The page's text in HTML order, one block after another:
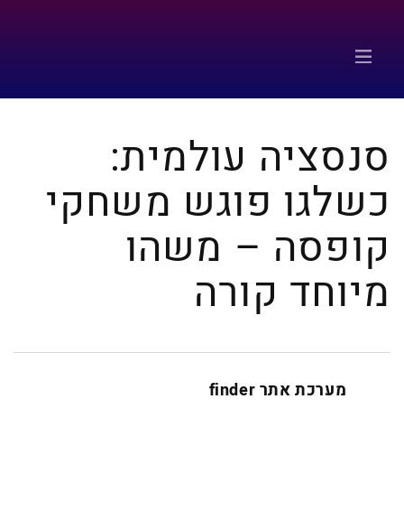
סנסציה עולמית:
כשלגו פוגש משחקי
קופסה – משהו
מיוחד קורה
מערכת אתר finder